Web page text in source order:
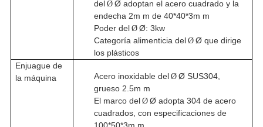
del Ø Ø adoptan el acero cuadrado y la
endecha 2m m de 40*40*3m m
Poder del Ø Ø: 3kw
Categoría alimenticia del Ø Ø que dirige
los plásticos
Enjuague de
la máquina
Acero inoxidable del Ø Ø SUS304,
grueso 2.5m m
El marco del Ø Ø adopta 304 de acero
cuadrados, con especificaciones de